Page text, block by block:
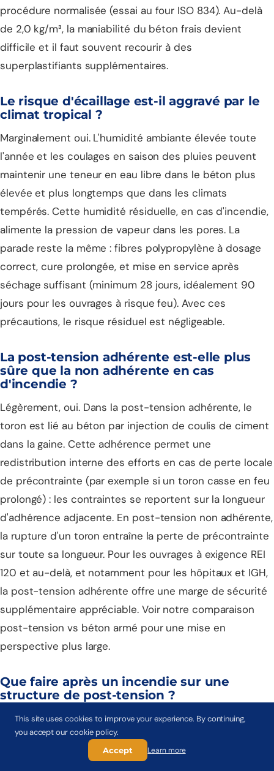
This site uses cookies to improve your experience. By continuing,
you accept our cookie policy.
Accept Learn more
procédure normalisée (essai au four ISO 834). Au-delà
de 2,0 kg/m³, la maniabilité du béton frais devient
difficile et il faut souvent recourir à des
superplastifiants supplémentaires.
Le risque d'écaillage est-il aggravé par le
climat tropical ?
Marginalement oui. L'humidité ambiante élevée toute
l'année et les coulages en saison des pluies peuvent
maintenir une teneur en eau libre dans le béton plus
élevée et plus longtemps que dans les climats
tempérés. Cette humidité résiduelle, en cas d'incendie,
alimente la pression de vapeur dans les pores. La
parade reste la même : fibres polypropylène à dosage
correct, cure prolongée, et mise en service après
séchage suffisant (minimum 28 jours, idéalement 90
jours pour les ouvrages à risque feu). Avec ces
précautions, le risque résiduel est négligeable.
La post-tension adhérente est-elle plus
sûre que la non adhérente en cas
d'incendie ?
Légèrement, oui. Dans la post-tension adhérente, le
toron est lié au béton par injection de coulis de ciment
dans la gaine. Cette adhérence permet une
redistribution interne des efforts en cas de perte locale
de précontrainte (par exemple si un toron casse en feu
prolongé) : les contraintes se reportent sur la longueur
d'adhérence adjacente. En post-tension non adhérente,
la rupture d'un toron entraîne la perte de précontrainte
sur toute sa longueur. Pour les ouvrages à exigence REI
120 et au-delà, et notamment pour les hôpitaux et IGH,
la post-tension adhérente offre une marge de sécurité
supplémentaire appréciable. Voir notre comparaison
post-tension vs béton armé pour une mise en
perspective plus large.
Que faire après un incendie sur une
structure de post-tension ?
Une expertise structurelle post-incendie est obligatoire
avant toute remise en service. Pour la post-tension, les
vérifications spécifiques portent sur : l'état des